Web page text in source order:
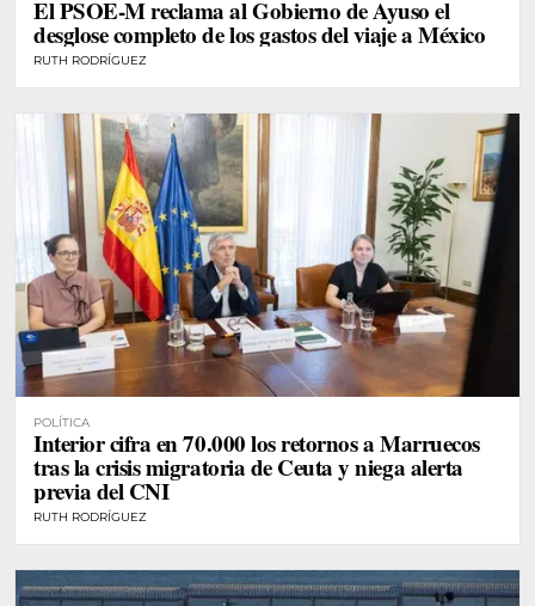
El PSOE-M reclama al Gobierno de Ayuso el
desglose completo de los gastos del viaje a México
RUTH RODRÍGUEZ
POLÍTICA
Interior cifra en 70.000 los retornos a Marruecos
tras la crisis migratoria de Ceuta y niega alerta
previa del CNI
RUTH RODRÍGUEZ